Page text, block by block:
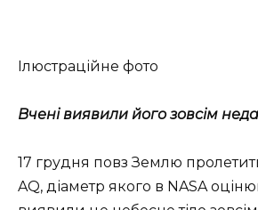
Ілюстраційне фото
Вчені виявили його зовсім
17 грудня повз Землю
AQ, діаметр якого в NASA